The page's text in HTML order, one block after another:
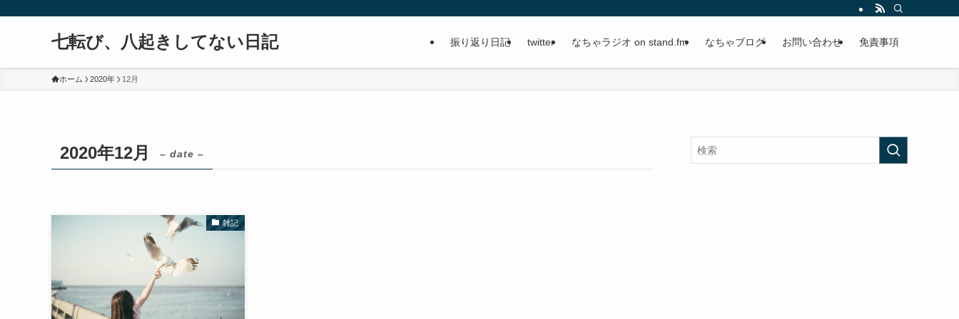
七転び、八起きしてない日記 振り返り日記 twitter なちゃラジオ on stand.fm なちゃブログ お問い合わせ 免責事項
ホーム 2020年 12月
2020年12月 – date –
雑記